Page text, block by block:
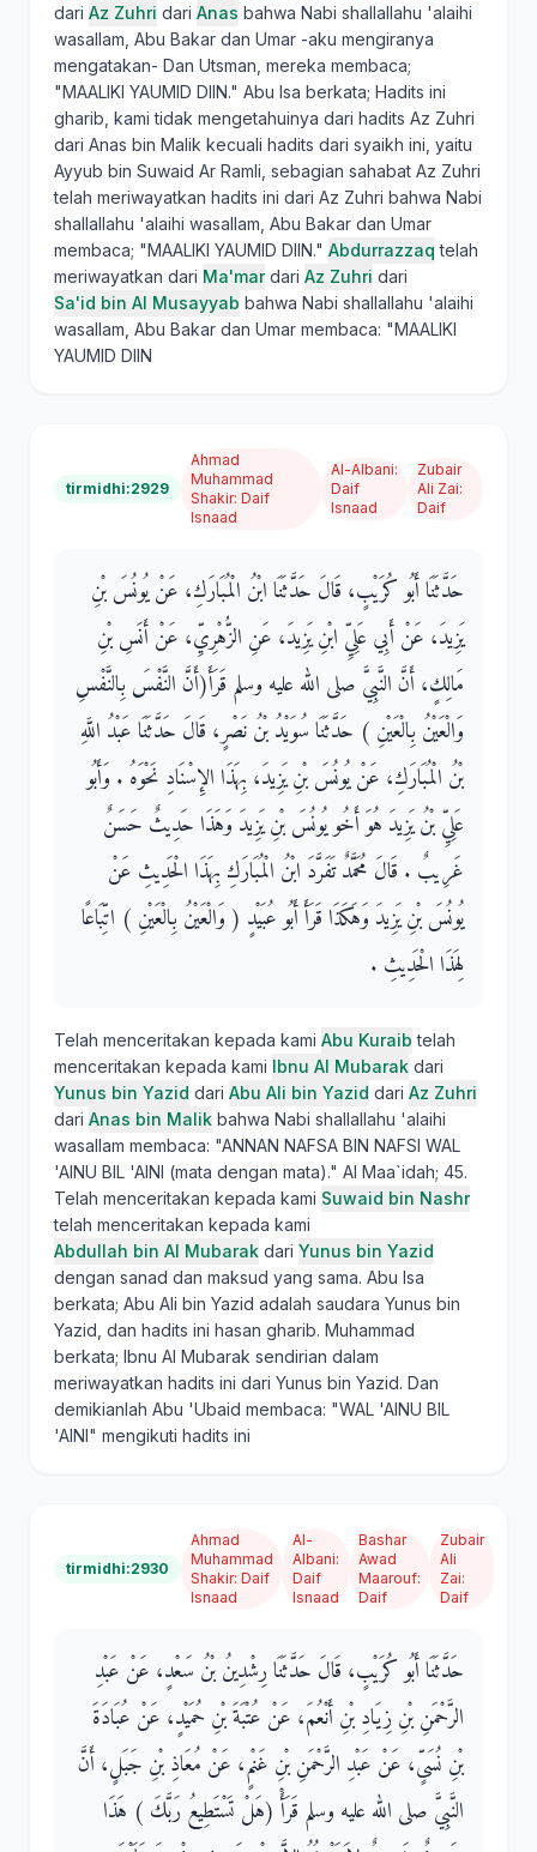
dari Az Zuhri dari Anas bahwa Nabi shallallahu 'alaihi
wasallam, Abu Bakar dan Umar -aku mengiranya
mengatakan- Dan Utsman, mereka membaca;
"MAALIKI YAUMID DIIN." Abu Isa berkata; Hadits ini
gharib, kami tidak mengetahuinya dari hadits Az Zuhri
dari Anas bin Malik kecuali hadits dari syaikh ini, yaitu
Ayyub bin Suwaid Ar Ramli, sebagian sahabat Az Zuhri
telah meriwayatkan hadits ini dari Az Zuhri bahwa Nabi
shallallahu 'alaihi wasallam, Abu Bakar dan Umar
membaca; "MAALIKI YAUMID DIIN." Abdurrazzaq telah
meriwayatkan dari Ma'mardari Az Zuhri dari
Sa'id bin Al Musayyab bahwa Nabi shallallahu 'alaihi
wasallam, Abu Bakar dan Umar membaca: "MAALIKI
YAUMID DIIN
tirmidhi:2929
Ahmad
Muhammad
Shakir: Daif
Isnaad
Al-Albani:
Daif
Isnaad
Zubair
Ali Zai:
Daif
حَدَّثَنَا أَبُو كُرَيْبٍ، قَالَ حَدَّثَنَا ابْنُ الْمُبَارَكِ، عَنْ يُونُسَ بْنِ
يَزِيدَ، عَنْ أَبِي عَلِيِّ ابْنِ يَزِيدَ، عَنِ الزُّهْرِيِّ، عَنْ أَنَسِ بْنِ
مَالِكٍ، أَنَّ النَّبِيَّ صلى الله عليه وسلم قَرَأَ‏(‏أَنَّ النَّفْسَ بِالنَّفْسِ
وَالْعَيْنُ بِالْعَيْنِ ‏)‏ حَدَّثَنَا سُوَيْدُ بْنُ نَصْرٍ، قَالَ حَدَّثَنَا عَبْدُ اللَّهِ
بْنُ الْمُبَارَكِ، عَنْ يُونُسَ بْنِ يَزِيدَ، بِهَذَا الإِسْنَادِ نَحْوَهُ ‏.‏ وَأَبُو
عَلِيِّ بْنُ يَزِيدَ هُوَ أَخُو يُونُسَ بْنِ يَزِيدَ وَهَذَا حَدِيثٌ حَسَنٌ
غَرِيبٌ ‏.‏ قَالَ مُحَمَّدٌ تَفَرَّدَ ابْنُ الْمُبَارَكِ بِهَذَا الْحَدِيثِ عَنْ
يُونُسَ بْنِ يَزِيدَ وَهَكَذَا قَرَأَ أَبُو عُبَيْدٍ ‏(‏ وَالْعَيْنُ بِالْعَيْنِ ‏)‏ اتِّبَاعًا
لِهَذَا الْحَدِيثِ ‏.‏
Telah menceritakan kepada kami Abu Kuraib telah
menceritakan kepada kami Ibnu Al Mubarak dari
Yunus bin Yazid dari Abu Ali bin Yazid dari Az Zuhri
dari Anas bin Malik bahwa Nabi shallallahu 'alaihi
wasallam membaca: "ANNAN NAFSA BIN NAFSI WAL
'AINU BIL 'AINI (mata dengan mata)." Al Maa`idah; 45.
Telah menceritakan kepada kami Suwaid bin Nashr
telah menceritakan kepada kami
Abdullah bin Al Mubarak dari Yunus bin Yazid
dengan sanad dan maksud yang sama. Abu Isa
berkata; Abu Ali bin Yazid adalah saudara Yunus bin
Yazid, dan hadits ini hasan gharib. Muhammad
berkata; Ibnu Al Mubarak sendirian dalam
meriwayatkan hadits ini dari Yunus bin Yazid. Dan
demikianlah Abu 'Ubaid membaca: "WAL 'AINU BIL
'AINI" mengikuti hadits ini
tirmidhi:2930
Ahmad
Muhammad
Shakir: Daif
Isnaad
Al-
Albani:
Daif
Isnaad
Bashar
Awad
Maarouf:
Daif
Zubair
Ali
Zai:
Daif
حَدَّثَنَا أَبُو كُرَيْبٍ، قَالَ حَدَّثَنَا رِشْدِينُ بْنُ سَعْدٍ، عَنْ عَبْدِ
الرَّحْمَنِ بْنِ زِيَادِ بْنِ أَنْعُمَ، عَنْ عُتْبَةَ بْنِ حُمَيْدٍ، عَنْ عُبَادَةَ
بْنِ نُسَىٍّ، عَنْ عَبْدِ الرَّحْمَنِ بْنِ غَنْمٍ، عَنْ مُعَاذِ بْنِ جَبَلٍ، أَنَّ
النَّبِيَّ صلى الله عليه وسلم قَرَأَْ ‏(‏هَلْ تَسْتَطِيعُ رَبَّكَ ‏)‏ هَذَا